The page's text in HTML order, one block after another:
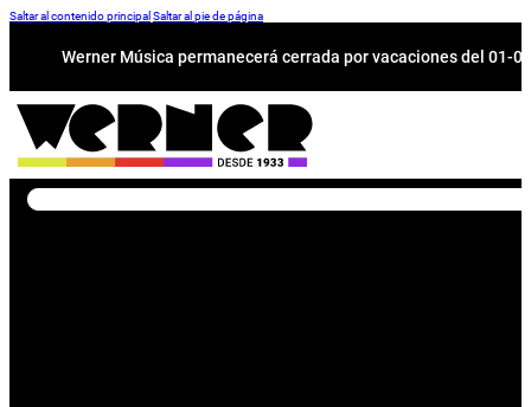
Saltar al contenido principal Saltar al pie de página
Werner Música permanecerá cerrada por vacaciones del 01-
Buscar